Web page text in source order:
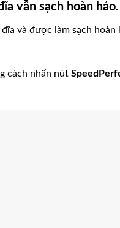
vẫn sạch hoàn hảo.
và được làm sạch
cách nhấn nút